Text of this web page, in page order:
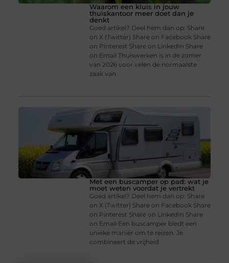
Waarom een kluis in jouw
thuiskantoor meer doet dan je
denkt
Goed artikel? Deel hem dan op: Share
on X (Twitter) Share on Facebook Share
on Pinterest Share on LinkedIn Share
on Email Thuiswerken is in de zomer
van 2026 voor velen de normaalste
zaak van
Met een buscamper op pad: wat je
moet weten voordat je vertrekt
Goed artikel? Deel hem dan op: Share
on X (Twitter) Share on Facebook Share
on Pinterest Share on LinkedIn Share
on Email Een buscamper biedt een
unieke manier om te reizen. Je
combineert de vrijheid